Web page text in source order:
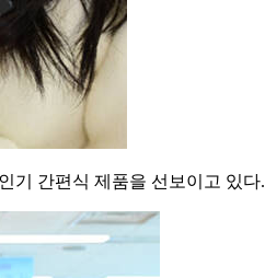
기 간편식 제품을 선보이고 있다.